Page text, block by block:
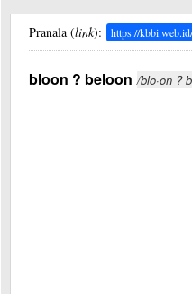
Pranala (link): https://
bloon ? beloon /blo·on ?